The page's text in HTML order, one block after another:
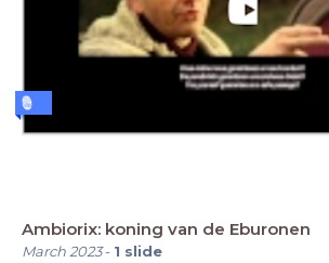
Ambiorix: koning van de Eburonen
March 2023- 1 slide